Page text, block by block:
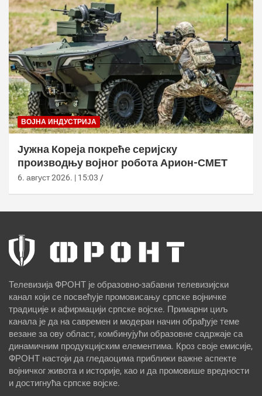
ВОЈНА ИНДУСТРИЈА
Јужна Кореја покреће серијску
производњу војног робота Арион-СМЕТ
6. август 2026. | 15:03
Телевизија ФРОНТ је образовно-забавни телевизијски
канал који се посвећује промовисању српске војничке
традиције и афирмацији српске војске. Примарни циљ
канала је да на савремен и модеран начин обрађује теме
везане за ову област, комбинујући образовне садржаје са
динамичним продукцијским елементима. Кроз своје емисије,
ФРОНТ настоји да гледаоцима приближи важне аспекте
војничког живота и историје, као и да промовише вредности
и достигнућа српске војске.